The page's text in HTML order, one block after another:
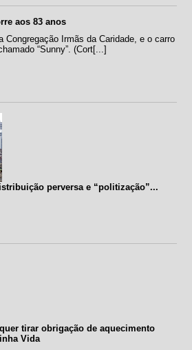
aos 83 anos
Congregação Irmãs da Caridade, e o carro
“Sunny”. (Cort[...]
perversa e “politização”...
tirar obrigação de aquecimento
Vida